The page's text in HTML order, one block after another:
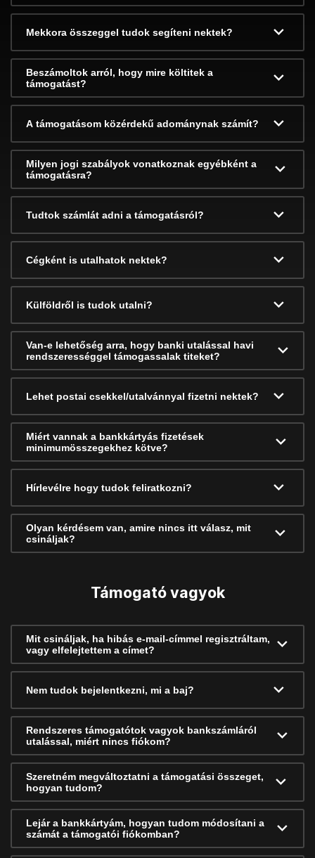
Mekkora összeggel tudok segíteni nektek?
Beszámoltok arról, hogy mire költitek a
támogatást?
A támogatásom közérdekű adománynak számít?
Milyen jogi szabályok vonatkoznak egyébként a
támogatásra?
Tudtok számlát adni a támogatásról?
Cégként is utalhatok nektek?
Külföldről is tudok utalni?
Van-e lehetőség arra, hogy banki utalással havi
rendszerességgel támogassalak titeket?
Lehet postai csekkel/utalvánnyal fizetni nektek?
Miért vannak a bankkártyás fizetések
minimumösszegekhez kötve?
Hírlevélre hogy tudok feliratkozni?
Olyan kérdésem van, amire nincs itt válasz, mit
csináljak?
Támogató vagyok
Mit csináljak, ha hibás e-mail-címmel regisztráltam,
vagy elfelejtettem a címet?
Nem tudok bejelentkezni, mi a baj?
Rendszeres támogatótok vagyok bankszámláról
utalással, miért nincs fiókom?
Szeretném megváltoztatni a támogatási összeget,
hogyan tudom?
Lejár a bankkártyám, hogyan tudom módosítani a
számát a támogatói fiókomban?